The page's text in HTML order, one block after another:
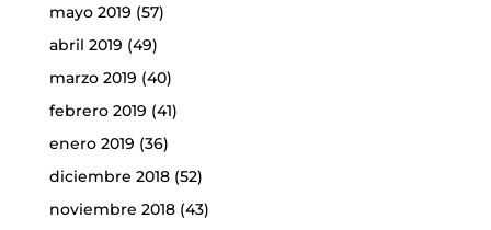
mayo 2019 (57)
abril 2019 (49)
marzo 2019 (40)
febrero 2019 (41)
enero 2019 (36)
diciembre 2018(52)
noviembre 2018(43)